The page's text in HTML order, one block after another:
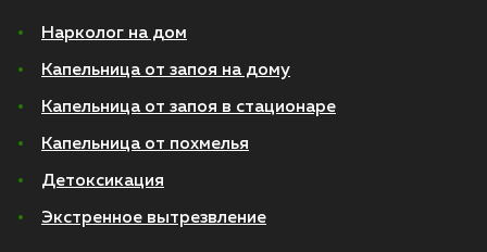
Нарколог на дом
Капельница от запоя на дому
Капельница от запоя в стационаре
Капельница от похмелья
Детоксикация
Экстренное вытрезвление